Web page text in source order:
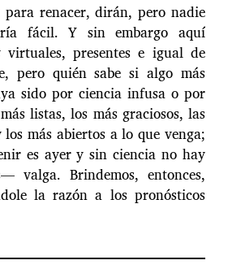
para renacer, dirán, pero nadie
fácil. Y sin embargo aquí
virtuales, presentes e igual de
pero quién sabe si algo más
sido por ciencia infusa o por
listas, los más graciosos, las
más abiertos a lo que venga;
es ayer y sin ciencia no hay
valga. Brindemos, entonces,
la razón a los pronósticos